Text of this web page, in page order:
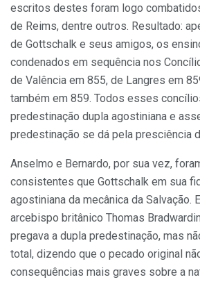
escritos destes foram logo
de Reims, dentre outros. Resultado:
de Gottschalk e seus amigos, os
condenados em sequência nos
de Valência em 855, de Langres em
também em 859. Todos esses
predestinação dupla agostiniana e
predestinação se dá pela presciência
Anselmo e Bernardo, por sua vez,
consistentes que Gottschalk em sua
agostiniana da mecânica da Salvação.
arcebispo britânico Thomas
pregava a dupla predestinação, mas
total, dizendo que o pecado original
consequências mais graves sobre a